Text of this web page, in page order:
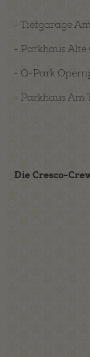
Tiefgarage
Parkhaus Alte
Q-Park
Parkhaus Am
Die Cresco-